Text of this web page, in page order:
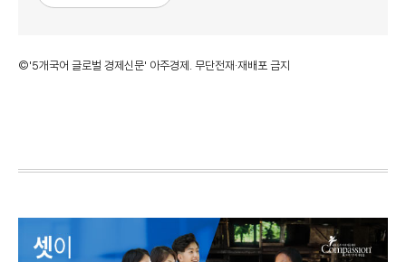
©'5개국어 글로벌 경제신문' 아주경제. 무단전재·재배포 금지